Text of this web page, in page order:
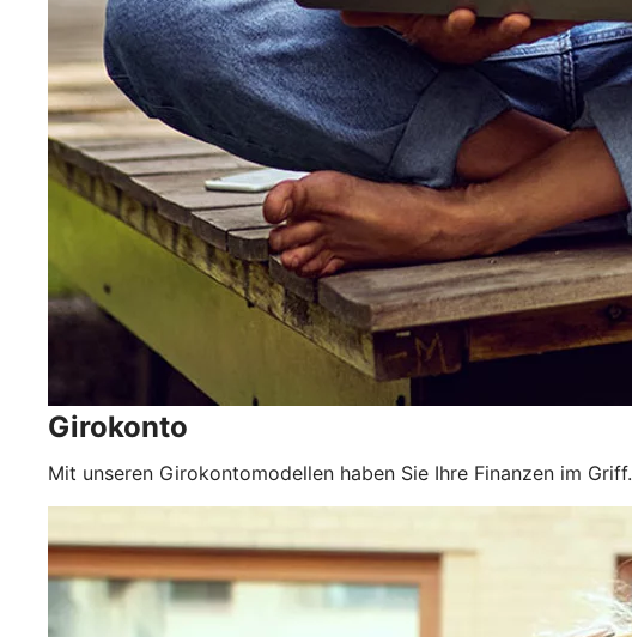
Girokonto
Mit unseren Girokontomodellen haben Sie Ihre Finanzen im Griff.